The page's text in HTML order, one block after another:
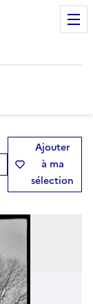
Ajouter
à ma
sélection